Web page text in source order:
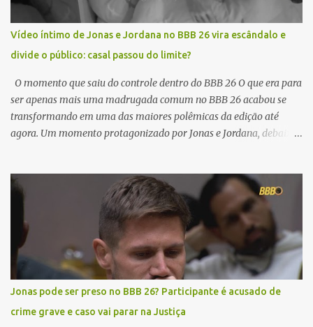
Vídeo íntimo de Jonas e Jordana no BBB 26 vira escândalo e
divide o público: casal passou do limite?
O momento que saiu do controle dentro do BBB 26 O que era para
ser apenas mais uma madrugada comum no BBB 26 acabou se
transformando em uma das maiores polêmicas da edição até
agora. Um momento protagonizado por Jonas e Jordana, debaixo
Em poucos minutos, o vídeo começou a circular entre fãs do
programa e curiosos, levantando uma enxurrada de comentários,
teorias e críticas. O que antes era restrito às câmeras do reality,
agora virou assunto nacional. E como sempre acontece em
situações assim, a internet não perdoou. A cena que incendiou as
redes A repercussão foi imediata. O nome de Jonas e Jordana
disparou nas buscas, enquanto trechos do momento viralizavam
em diferentes plataformas. A cena rapidamente viralizou e virou
um dos assuntos mais comentados. Enquanto alguns fãs
Jonas pode ser preso no BBB 26? Participante é acusado de
crime grave e caso vai parar na Justiça